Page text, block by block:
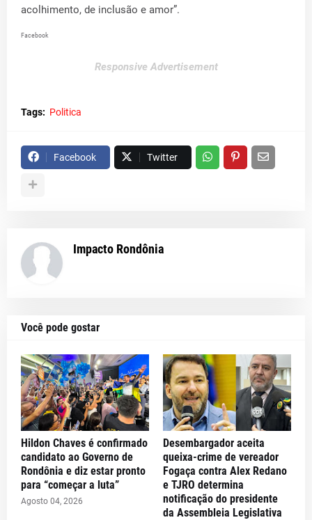
acolhimento, de inclusão e amor”.
Facebook
Responsive Advertisement
Tags: Politica
Facebook Twitter
Impacto Rondônia
Você pode gostar
Hildon Chaves é confirmado
candidato ao Governo de
Rondônia e diz estar pronto
para “começar a luta”
Agosto 04, 2026
Desembargador aceita
queixa-crime de vereador
Fogaça contra Alex Redano
e TJRO determina
notificação do presidente
da Assembleia Legislativa